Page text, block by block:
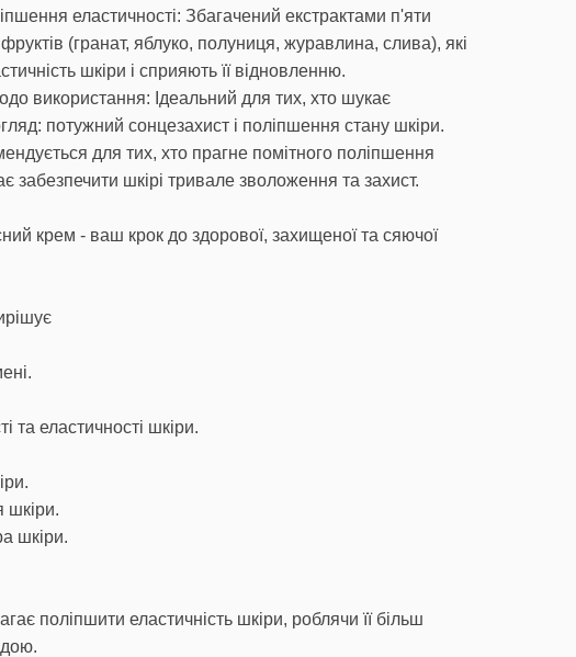
еластичності: Збагачений екстрактами п'яти
(гранат, яблуко, полуниця, журавлина, слива), які
шкіри і сприяють її відновленню.
використання: Ідеальний для тих, хто шукає
потужний сонцезахист і поліпшення стану шкіри.
для тих, хто прагне помітного поліпшення
забезпечити шкірі тривале зволоження та захист.
крем - ваш крок до здорової, захищеної та сяючої
та еластичності шкіри.
шкіри.
шкіри.
поліпшити еластичність шкіри, роблячи її більш